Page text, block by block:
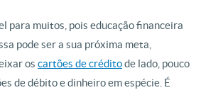
para muitos, pois educação financeira
pode ser a sua próxima meta,
os cartões de créditode lado, pouco
de débito e dinheiro em espécie. É